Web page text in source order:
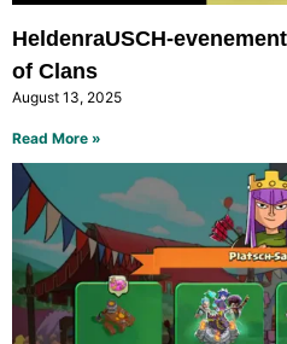
HeldenraUSCH-
of Clans
August 13, 2025
Read More »